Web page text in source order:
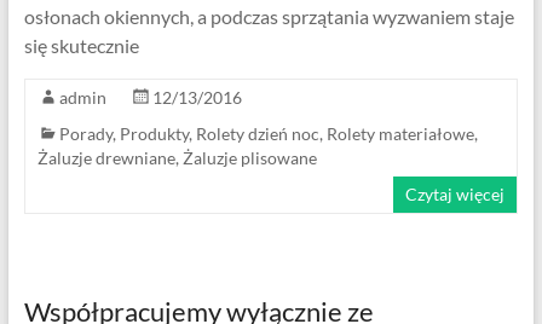
osłonach okiennych, a podczas sprzątania wyzwaniem staje
się skutecznie
admin
12/13/2016
Porady, Produkty, Rolety dzień noc, Rolety materiałowe,
Żaluzje drewniane, Żaluzje plisowane
Czytaj więcej
Współpracujemy wyłącznie ze